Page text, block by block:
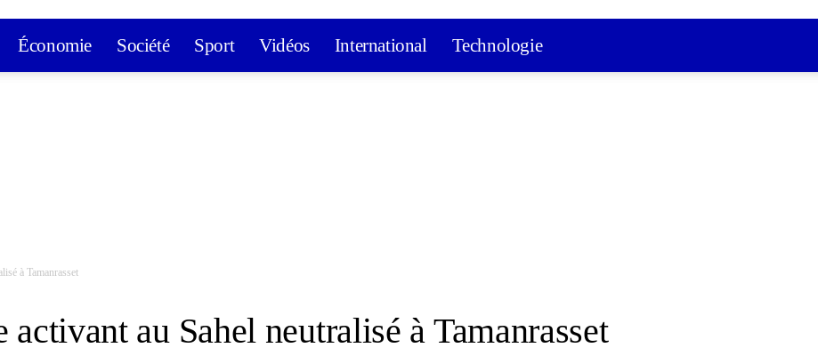
Économie Société Sport Vidéos International Technologie
à Tamanrasset
au Sahel neutralisé à Tamanrasset